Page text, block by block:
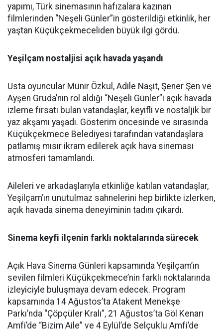
yapımı, Türk sinemasının hafızalara kazınan
filmlerinden “Neşeli Günler”in gösterildiği etkinlik, her
yaştan Küçükçekmeceliden büyük ilgi gördü.
Yeşilçam nostaljisi açık havada yaşandı
Usta oyuncular Münir Özkul, Adile Naşit, Şener Şen ve
Ayşen Gruda’nın rol aldığı “Neşeli Günler”i açık havada
izleme fırsatı bulan vatandaşlar, keyifli ve nostaljik bir
yaz akşamı yaşadı. Gösterim öncesinde ve sırasında
Küçükçekmece Belediyesi tarafından vatandaşlara
patlamış mısır ikram edilerek açık hava sineması
atmosferi tamamlandı.
Aileleri ve arkadaşlarıyla etkinliğe katılan vatandaşlar,
Yeşilçam’ın unutulmaz sahnelerini hep birlikte izlerken,
açık havada sinema deneyiminin tadını çıkardı.
Sinema keyfi ilçenin farklı noktalarında sürecek
Açık Hava Sinema Günleri kapsamında Yeşilçam’ın
sevilen filmleri Küçükçekmece’nin farklı noktalarında
izleyiciyle buluşmaya devam edecek. Program
kapsamında 14 Ağustos’ta Atakent Menekşe
Parkı’nda “Çöpçüler Kralı”, 21 Ağustos’ta Göl Kenarı
Amfi’de “Bizim Aile” ve 4 Eylül’de Selçuklu Amfi’de